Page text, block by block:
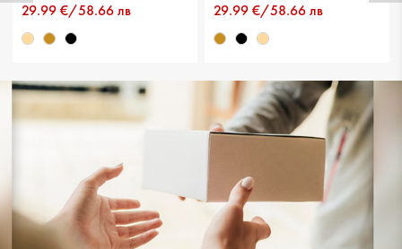
29.99 €/58.66 лв 29.99 €/58.66 лв